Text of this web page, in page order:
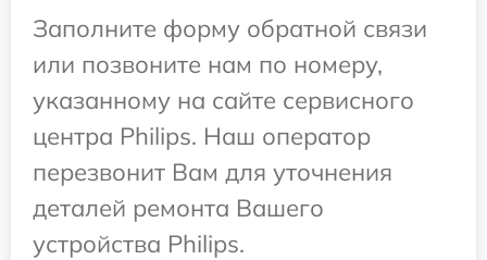
Заполните форму обратной связи
или позвоните нам по номеру,
указанному на сайте сервисного
центра Philips. Наш оператор
перезвонит Вам для уточнения
деталей ремонта Вашего
устройства Philips.